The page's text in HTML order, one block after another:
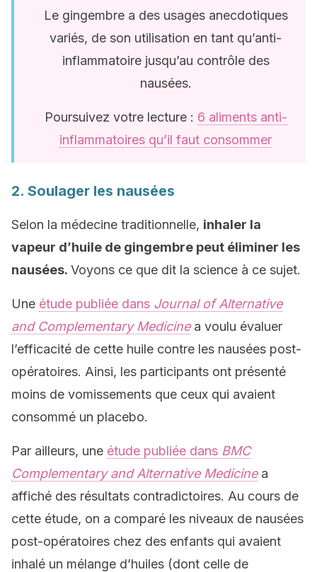
Le gingembre a des usages anecdotiques
variés, de son utilisation en tant qu’anti-
inflammatoire jusqu’au contrôle des
nausées.
Poursuivez votre lecture : 6 aliments anti-
inflammatoires qu’il faut consommer
2. Soulager les nausées
Selon la médecine traditionnelle, inhaler la
vapeur d’huile de gingembre peut éliminer les
nausées. Voyons ce que dit la science à ce sujet.
Une étude publiée dans Journal of Alternative
and Complementary Medicinea voulu évaluer
l’efficacité de cette huile contre les nausées post-
opératoires. Ainsi, les participants ont présenté
moins de vomissements que ceux qui avaient
consommé un placebo.
Par ailleurs, une étude publiée dans BMC
Complementary and Alternative Medicinea
affiché des résultats contradictoires. Au cours de
cette étude, on a comparé les niveaux de nausées
post-opératoires chez des enfants qui avaient
inhalé un mélange d’huiles (dont celle de